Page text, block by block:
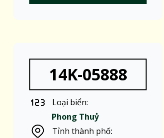
14K-05888
Loại biển:
Phong Thuỷ
Tỉnh thành phố: